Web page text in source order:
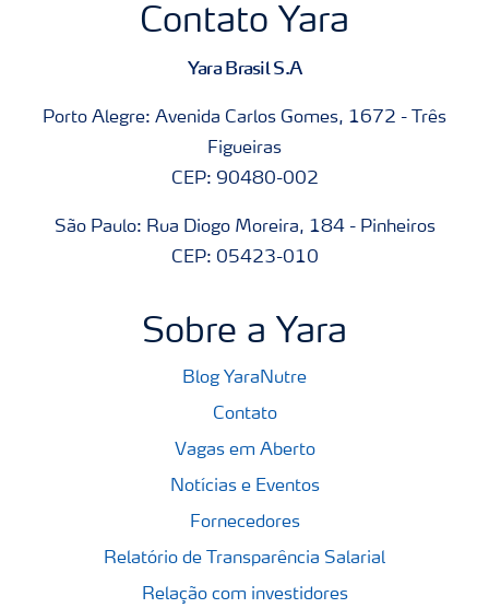
Contato Yara
Yara Brasil S.A
Porto Alegre: Avenida Carlos Gomes, 1672 - Três
Figueiras
CEP: 90480-002
São Paulo: Rua Diogo Moreira, 184 - Pinheiros
CEP: 05423-010
Sobre a Yara
Blog YaraNutre
Contato
Vagas em Aberto
Notícias e Eventos
Fornecedores
Relatório de Transparência Salarial
Relação com investidores